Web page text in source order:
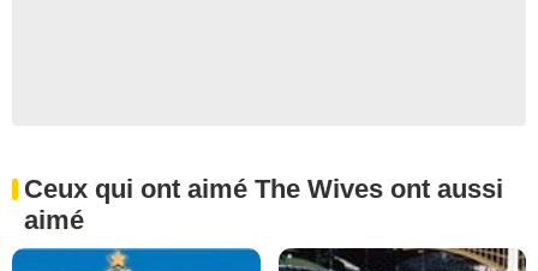
Ceux qui ont aimé The Wives ont aussi
aimé